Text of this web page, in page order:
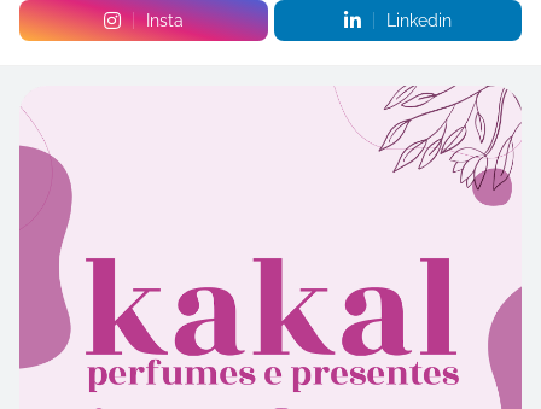
Insta Linkedin